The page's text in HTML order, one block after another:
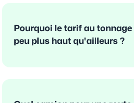
Pourquoi le tarif au
peu plus haut qu'ailleurs ?